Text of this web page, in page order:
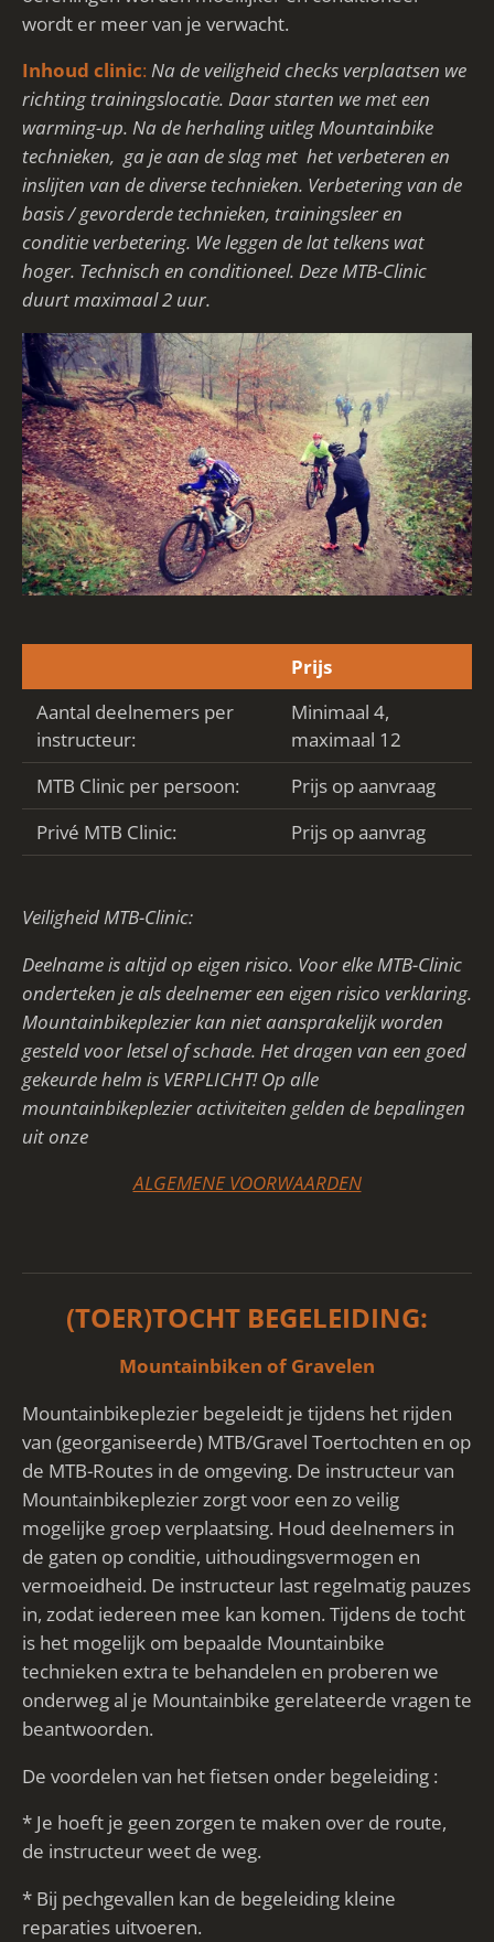
wordt er meer van je verwacht.
Inhoud clinic: Na de veiligheid checks verplaatsen we
richting trainingslocatie. Daar starten we met een
warming-up. Na de herhaling uitleg Mountainbike
technieken, ga je aan de slag met het verbeteren en
inslijten van de diverse technieken. Verbetering van de
basis / gevorderde technieken, trainingsleer en
conditie verbetering. We leggen de lat telkens wat
hoger. Technisch en conditioneel. Deze MTB-Clinic
duurt maximaal 2 uur.
Prijs
Aantal deelnemers per
instructeur:
Minimaal 4,
maximaal 12
MTB Clinic per persoon:
Prijs op aanvraag
Privé MTB Clinic:
Prijs op aanvrag
Veiligheid MTB-Clinic:
Deelname is altijd op eigen risico. Voor elke MTB-Clinic
onderteken je als deelnemer een eigen risico verklaring.
Mountainbikeplezier kan niet aansprakelijk worden
gesteld voor letsel of schade. Het dragen van een goed
gekeurde helm is VERPLICHT! Op alle
mountainbikeplezier activiteiten gelden de bepalingen
uit onze
ALGEMENE VOORWAARDEN
(TOER)TOCHT BEGELEIDING:
Mountainbiken of Gravelen
Mountainbikeplezier begeleidt je tijdens het rijden
van (georganiseerde) MTB/Gravel Toertochten en op
de MTB-Routes in de omgeving. De instructeur van
Mountainbikeplezier zorgt voor een zo veilig
mogelijke groep verplaatsing. Houd deelnemers in
de gaten op conditie, uithoudingsvermogen en
vermoeidheid. De instructeur last regelmatig pauzes
in, zodat iedereen mee kan komen. Tijdens de tocht
is het mogelijk om bepaalde Mountainbike
technieken extra te behandelen en proberen we
onderweg al je Mountainbike gerelateerde vragen te
beantwoorden.
De voordelen van het fietsen onder begeleiding :
* Je hoeft je geen zorgen te maken over de route,
de instructeur weet de weg.
* Bij pechgevallen kan de begeleiding kleine
reparaties uitvoeren.